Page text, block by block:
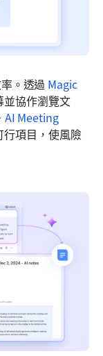
。透過 Magic
並協作瀏覽文
AI Meeting
項目，使風險